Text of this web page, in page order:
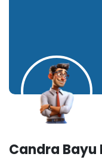
Candra Bayu